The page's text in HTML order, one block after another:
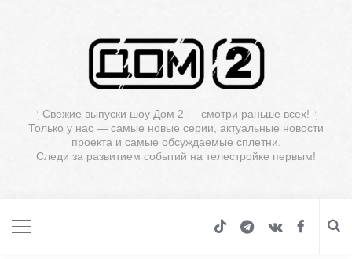
Свежие выпуски шоу Дом 2 — смотри раньше всех!
Только у нас — самые новые серии, актуальные новости
проекта и самые обсуждаемые сплетни.
Следи за развитием событий на телестройке первым!